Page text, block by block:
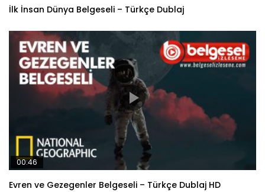
İlk İnsan Dünya Belgeseli – Türkçe Dublaj
00:46
Evren ve Gezegenler Belgeseli – Türkçe Dublaj HD